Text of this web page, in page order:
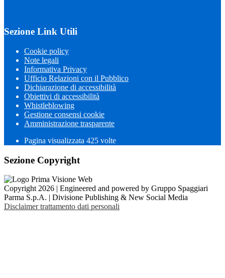
Sezione Link Utili
Cookie policy
Note legali
Informativa Privacy
Ufficio Relazioni con il Pubblico
Dichiarazione di accessibilità
Obiettivi di accessibilità
Whistleblowing
Gestione consensi cookie
Amministrazione trasparente
Pagina visualizzata 425 volte
Sezione Copyright
Copyright 2026 | Engineered and powered by Gruppo Spaggiari
Parma S.p.A. | Divisione Publishing & New Social Media
Disclaimer trattamento dati personali